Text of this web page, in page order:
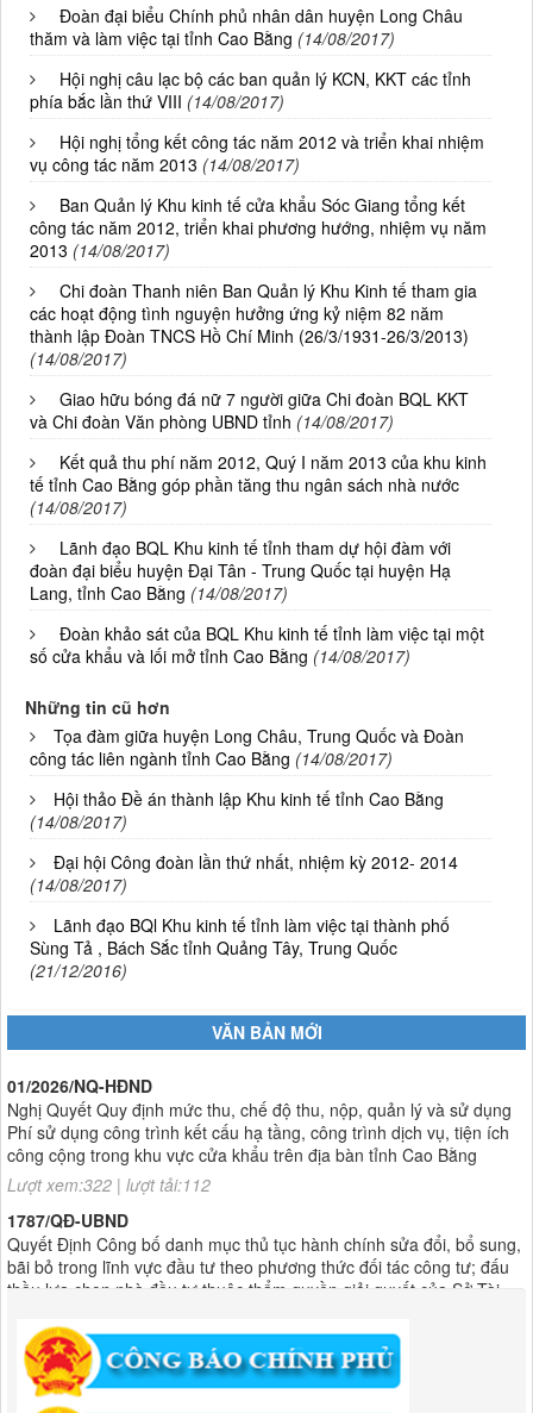
Đoàn đại biểu Chính phủ nhân dân huyện Long Châu
thăm và làm việc tại tỉnh Cao Bằng (14/08/2017)
Hội nghị câu lạc bộ các ban quản lý KCN, KKT các tỉnh
phía bắc lần thứ VIII (14/08/2017)
Hội nghị tổng kết công tác năm 2012 và triển khai nhiệm
vụ công tác năm 2013 (14/08/2017)
Ban Quản lý Khu kinh tế cửa khẩu Sóc Giang tổng kết
công tác năm 2012, triển khai phương hướng, nhiệm vụ năm
2013 (14/08/2017)
Chi đoàn Thanh niên Ban Quản lý Khu Kinh tế tham gia
các hoạt động tình nguyện hưởng ứng kỷ niệm 82 năm
thành lập Đoàn TNCS Hồ Chí Minh (26/3/1931-26/3/2013)
(14/08/2017)
Giao hữu bóng đá nữ 7 người giữa Chi đoàn BQL KKT
và Chi đoàn Văn phòng UBND tỉnh (14/08/2017)
Kết quả thu phí năm 2012, Quý I năm 2013 của khu kinh
tế tỉnh Cao Bằng góp phần tăng thu ngân sách nhà nước
(14/08/2017)
Lãnh đạo BQL Khu kinh tế tỉnh tham dự hội đàm với
đoàn đại biểu huyện Đại Tân - Trung Quốc tại huyện Hạ
Lang, tỉnh Cao Bằng (14/08/2017)
Đoàn khảo sát của BQL Khu kinh tế tỉnh làm việc tại một
số cửa khẩu và lối mở tỉnh Cao Bằng (14/08/2017)
Những tin cũ hơn
Tọa đàm giữa huyện Long Châu, Trung Quốc và Đoàn
công tác liên ngành tỉnh Cao Bằng (14/08/2017)
Hội thảo Đề án thành lập Khu kinh tế tỉnh Cao Bằng
(14/08/2017)
Đại hội Công đoàn lần thứ nhất, nhiệm kỳ 2012- 2014
(14/08/2017)
Lãnh đạo BQl Khu kinh tế tỉnh làm việc tại thành phố
Sùng Tả , Bách Sắc tỉnh Quảng Tây, Trung Quốc
(21/12/2016)
VĂN BẢN MỚI
01/2026/NQ-HĐND
Nghị Quyết Quy định mức thu, chế độ thu, nộp, quản lý và sử dụng
Phí sử dụng công trình kết cấu hạ tầng, công trình dịch vụ, tiện ích
công cộng trong khu vực cửa khẩu trên địa bàn tỉnh Cao Bằng
Lượt xem:322 | lượt tải:112
1787/QĐ-UBND
Quyết Định Công bố danh mục thủ tục hành chính sửa đổi, bổ sung,
bãi bỏ trong lĩnh vực đầu tư theo phương thức đối tác công tư; đấu
thầu lựa chọn nhà đầu tư thuộc thẩm quyền giải quyết của Sở Tài
chính, Ban Quản lý Khu kinh tế tỉnh, UBND cấp xã tỉnh CB
182/QĐ-BQLKKT
Quyết Định Công khai điều chỉnh, bổ sung Kế hoạch vốn đầu tư
công năm 2025